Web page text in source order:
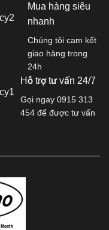
Mua hàng siêu
nhanh
Chúng tôi cam kết
giao hàng trong
24h
Hỗ trợ tư vấn 24/7
Gọi ngay 0915 313
454 để được tư vấn